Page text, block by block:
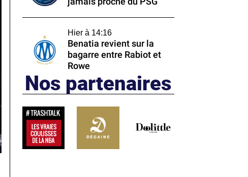
Hier à 14:16
Benatia revient sur la
bagarre entre Rabiot et
Rowe
Nos partenaires